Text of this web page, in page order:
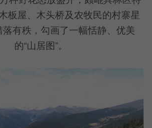
板屋、木头桥及农牧民的村寨星
有秩，勾画了一幅恬静、优美
的“山居图”。